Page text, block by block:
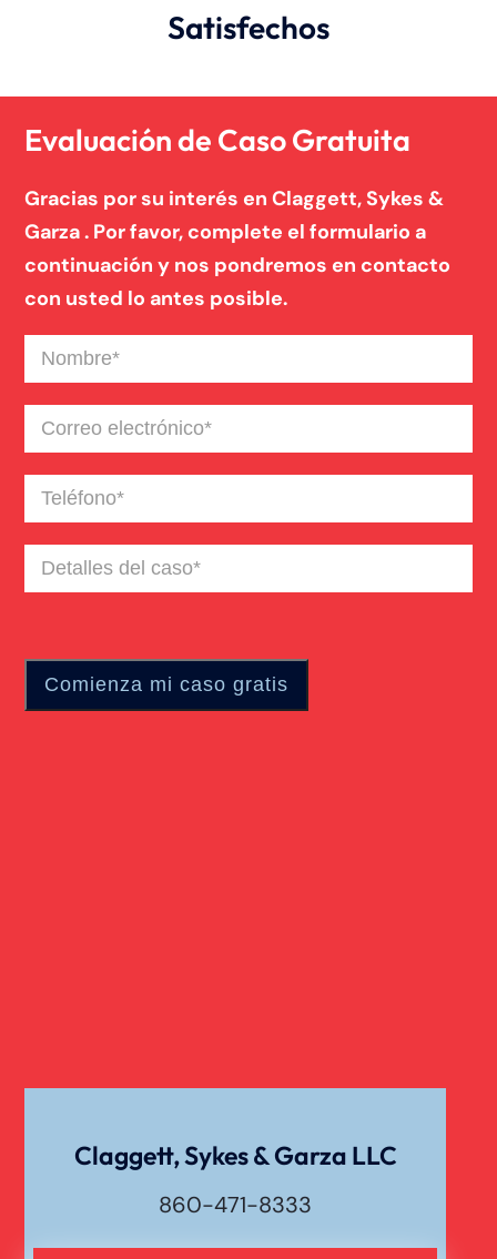
Satisfechos
Evaluación de Caso Gratuita
Gracias por su interés en Claggett, Sykes &
Garza . Por favor, complete el formulario a
continuación y nos pondremos en contacto
con usted lo antes posible.
Nombre(Required)
Correo
electrónico(Required)
Teléfono(Required)
Detalles
del
Claggett, Sykes & Garza LLC
860-471-8333